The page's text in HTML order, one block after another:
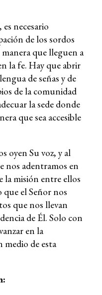
necesario
de los sordos
que lleguen a
la fe. Hay que abrir
de señas y de
de la comunidad
la sede donde
que sea accesible
oyen Su voz, y al
nos adentramos en
la misión entre ellos
el Señor nos
que nos llevan
de Él. Solo con
en la
medio de esta